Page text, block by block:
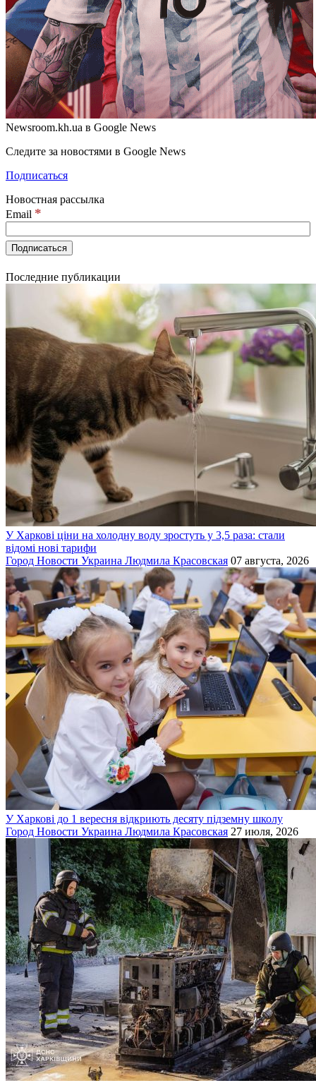
Newsroom.kh.ua в Google News
Следите за новостями в Google News
Подписаться
Новостная рассылка
Email *
Последние публикации
У Харкові ціни на холодну воду зростуть у 3,5 раза: стали
відомі нові тарифи
Город Новости Украина Людмила Красовская 07 августа, 2026
У Харкові до 1 вересня відкриють десяту підземну школу
Город Новости Украина Людмила Красовская 27 июля, 2026